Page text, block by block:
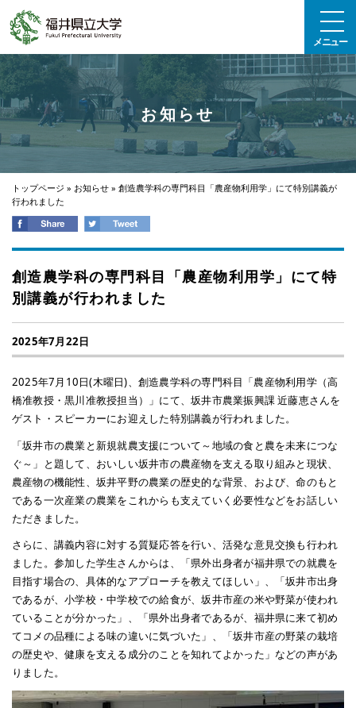
メニュー
お知らせ
トップページ » お知らせ » 創造農学科の専門科目「農産物利用学」にて特別講義が
行われました
創造農学科の専門科目「農産物利用学」にて特
別講義が行われました
2025年7月22日
2025年7月10日(木曜日)、創造農学科の専門科目「農産物利用学（高
橋准教授・黒川准教授担当）」にて、坂井市農業振興課 近藤恵さんを
ゲスト・スピーカーにお迎えした特別講義が行われました。
「坂井市の農業と新規就農支援について～地域の食と農を未来につな
ぐ～」と題して、おいしい坂井市の農産物を支える取り組みと現状、
農産物の機能性、坂井平野の農業の歴史的な背景、および、命のもと
である一次産業の農業をこれからも支えていく必要性などをお話しい
ただきました。
さらに、講義内容に対する質疑応答を行い、活発な意見交換も行われ
ました。参加した学生さんからは、「県外出身者が福井県での就農を
目指す場合の、具体的なアプローチを教えてほしい」、「坂井市出身
であるが、小学校・中学校での給食が、坂井市産の米や野菜が使われ
ていることが分かった」、「県外出身者であるが、福井県に来て初め
てコメの品種による味の違いに気づいた」、「坂井市産の野菜の栽培
の歴史や、健康を支える成分のことを知れてよかった」などの声があ
りました。